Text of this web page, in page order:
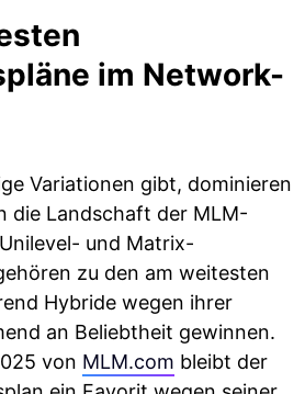
im Network-
Variationen gibt, dominieren
die Landschaft der MLM-
und Matrix-
zu den am weitesten
Hybride wegen ihrer
an Beliebtheit gewinnen.
von MLM.com bleibt der